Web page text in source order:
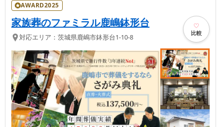
AWARD2025
家族葬のファミラル鹿嶋鉢形台
対応エリア： 茨城県鹿嶋市鉢形台1-10-8 比較